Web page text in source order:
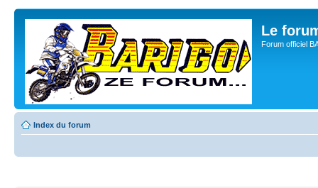
Le
Forum officiel
Index du forum